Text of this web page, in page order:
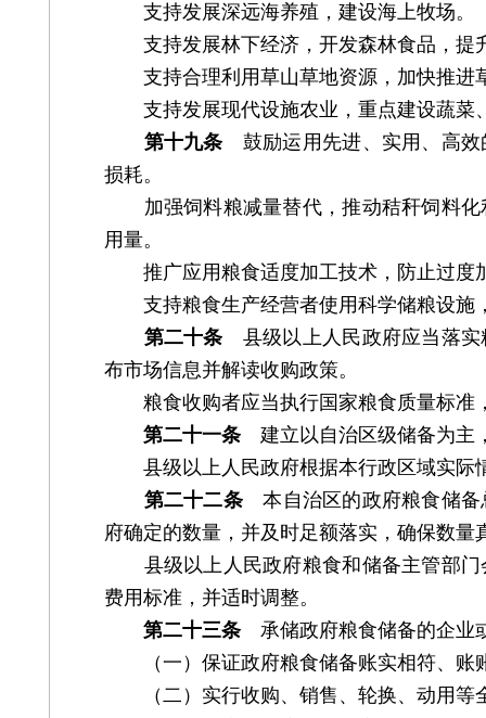
支持发展深远海养殖，建设海上牧场。
支持发展林下经济，开发森林食品，提
支持合理利用草山草地资源，加快推进
支持发展现代设施农业，重点建设蔬菜
第十九条 鼓励运用先进、实用、高效
损耗。
加强饲料粮减量替代，推动秸秆饲料化
用量。
推广应用粮食适度加工技术，防止过度
支持粮食生产经营者使用科学储粮设施
第二十条 县级以上人民政府应当落实
布市场信息并解读收购政策。
粮食收购者应当执行国家粮食质量标准
第二十一条 建立以自治区级储备为主
县级以上人民政府根据本行政区域实际
第二十二条本自治区的政府粮食储备
府确定的数量，并及时足额落实，确保数量
县级以上人民政府粮食和储备主管部门
费用标准，并适时调整。
第二十三条 承储政府粮食储备的企业
（一）保证政府粮食储备账实相符、账
（二）实行收购、销售、轮换、动用等